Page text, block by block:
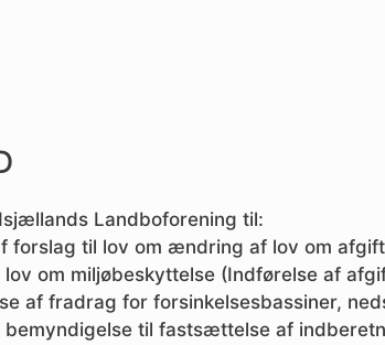
Landboforening til:
forslag til lov om ændring af lov om
om miljøbeskyttelse (Indførelse af
af fradrag for forsinkelsesbassiner,
til fastsættelse af